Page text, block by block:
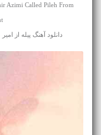
Azimi Called Pileh From
دانلود آهنگ پیله از امیر عظیمی با 2 کیفیت 128 و